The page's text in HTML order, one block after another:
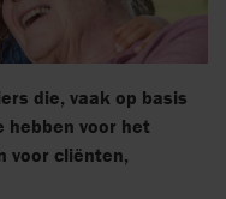
die, vaak op basis
hebben voor het
voor cliënten,